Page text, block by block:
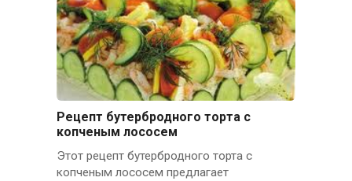
Рецепт бутербродного торта с
копченым лососем
Этот рецепт бутербродного торта с
копченым лососем предлагает